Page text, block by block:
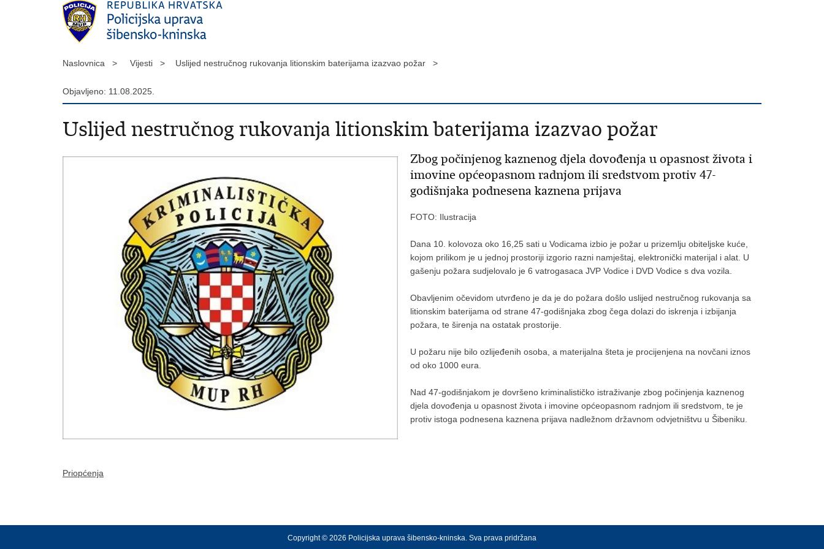
Naslovnica > Vijesti > Uslijed nestručnog rukovanja litionskim baterijama izazvao požar >
Objavljeno: 11.08.2025.
Uslijed nestručnog rukovanja litionskim baterijama izazvao požar
Zbog počinjenog kaznenog djela dovođenja u opasnost života i
imovine općeopasnom radnjom ili sredstvom protiv 47-
godišnjaka podnesena kaznena prijava
FOTO: Ilustracija
Dana 10. kolovoza oko 16,25 sati u Vodicama izbio je požar u prizemlju obiteljske kuće,
kojom prilikom je u jednoj prostoriji izgorio razni namještaj, elektronički materijal i alat. U
gašenju požara sudjelovalo je 6 vatrogasaca JVP Vodice i DVD Vodice s dva vozila.
Obavljenim očevidom utvrđeno je da je do požara došlo uslijed nestručnog rukovanja sa
litionskim baterijama od strane 47-godišnjaka zbog čega dolazi do iskrenja i izbijanja
požara, te širenja na ostatak prostorije.
U požaru nije bilo ozlijeđenih osoba, a materijalna šteta je procijenjena na novčani iznos
od oko 1000 eura.
Nad 47-godišnjakom je dovršeno kriminalističko istraživanje zbog počinjenja kaznenog
djela dovođenja u opasnost života i imovine općeopasnom radnjom ili sredstvom, te je
protiv istoga podnesena kaznena prijava nadležnom državnom odvjetništvu u Šibeniku.
Priopćenja
Copyright © 2026 Policijska uprava šibensko-kninska. Sva prava pridržana